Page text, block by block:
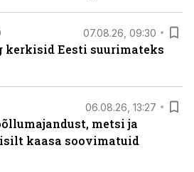
07.08.26, 09:30
kerkisid Eesti suurimateks
06.08.26, 13:27
metsi ja
kaasa soovimatuid